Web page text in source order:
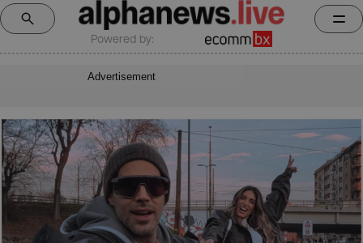
Powered by:
Advertisement